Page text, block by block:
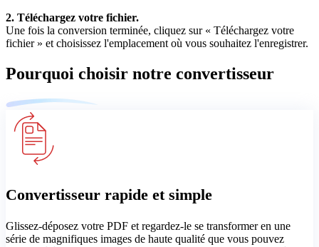
2. Téléchargez votre fichier.
Une fois la conversion terminée, cliquez sur « Téléchargez votre
fichier » et choisissez l'emplacement où vous souhaitez l'enregistrer.
Pourquoi choisir notre convertisseur
Convertisseur rapide et simple
Glissez-déposez votre PDF et regardez-le se transformer en une
série de magnifiques images de haute qualité que vous pouvez